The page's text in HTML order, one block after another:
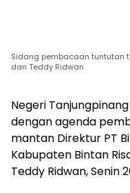
Sidang pembacaan tuntutan
dan Teddy Ridwan
Negeri
dengan agenda
mantan Direktur PT
Kabupaten Bintan
Teddy Ridwan, Senin